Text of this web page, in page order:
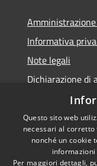
Informativa
Note legali
Dichiarazione di
Accessibilità
Questo sito web
necessari al
nonché un cookie
Per maggiori dettagli,